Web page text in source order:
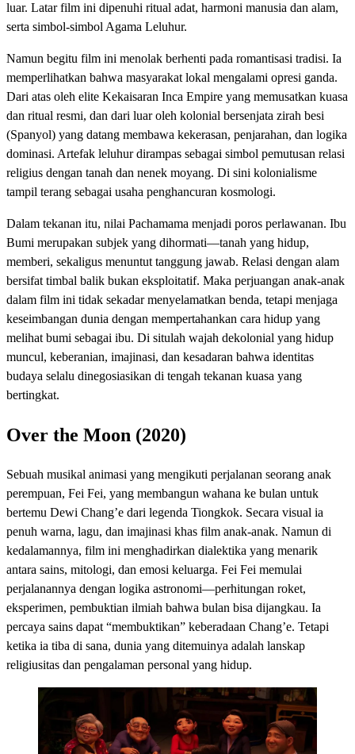
luar. Latar film ini dipenuhi ritual adat, harmoni manusia dan alam,
serta simbol-simbol Agama Leluhur.
Namun begitu film ini menolak berhenti pada romantisasi tradisi. Ia
memperlihatkan bahwa masyarakat lokal mengalami opresi ganda.
Dari atas oleh elite Kekaisaran Inca Empire yang memusatkan kuasa
dan ritual resmi, dan dari luar oleh kolonial bersenjata zirah besi
(Spanyol) yang datang membawa kekerasan, penjarahan, dan logika
dominasi. Artefak leluhur dirampas sebagai simbol pemutusan relasi
religius dengan tanah dan nenek moyang. Di sini kolonialisme
tampil terang sebagai usaha penghancuran kosmologi.
Dalam tekanan itu, nilai Pachamama menjadi poros perlawanan. Ibu
Bumi merupakan subjek yang dihormati—tanah yang hidup,
memberi, sekaligus menuntut tanggung jawab. Relasi dengan alam
bersifat timbal balik bukan eksploitatif. Maka perjuangan anak-anak
dalam film ini tidak sekadar menyelamatkan benda, tetapi menjaga
keseimbangan dunia dengan mempertahankan cara hidup yang
melihat bumi sebagai ibu. Di situlah wajah dekolonial yang hidup
muncul, keberanian, imajinasi, dan kesadaran bahwa identitas
budaya selalu dinegosiasikan di tengah tekanan kuasa yang
bertingkat.
Over the Moon (2020)
Sebuah musikal animasi yang mengikuti perjalanan seorang anak
perempuan, Fei Fei, yang membangun wahana ke bulan untuk
bertemu Dewi Chang’e dari legenda Tiongkok. Secara visual ia
penuh warna, lagu, dan imajinasi khas film anak-anak. Namun di
kedalamannya, film ini menghadirkan dialektika yang menarik
antara sains, mitologi, dan emosi keluarga. Fei Fei memulai
perjalanannya dengan logika astronomi—perhitungan roket,
eksperimen, pembuktian ilmiah bahwa bulan bisa dijangkau. Ia
percaya sains dapat “membuktikan” keberadaan Chang’e. Tetapi
ketika ia tiba di sana, dunia yang ditemuinya adalah lanskap
religiusitas dan pengalaman personal yang hidup.